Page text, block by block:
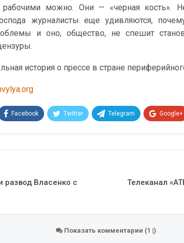
рабочими можно. Они — «черная кость».
журналисты еще удивляются,
и оно, общество, не спешит
история о прессе в стране
Facebook Twitter Telegram Google+
развод Власенко с
Телеканал
Показать комментарии (1 |)